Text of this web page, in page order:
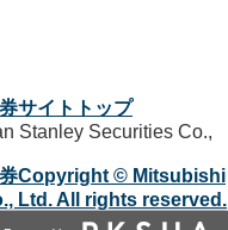
サイトトップ
Copyright © Mitsubishi
Ltd. All rights reserved.